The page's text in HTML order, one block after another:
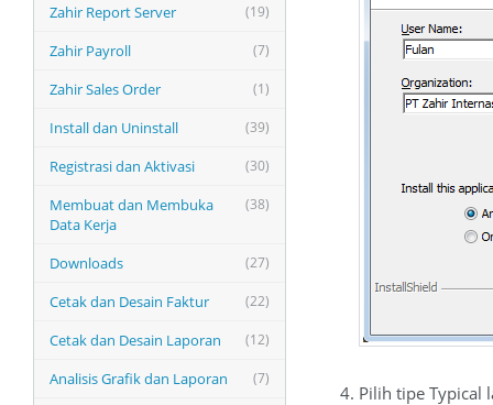
(19)
Zahir Report Server
(7)
Zahir Payroll
(1)
Zahir Sales Order
(39)
Install dan Uninstall
(30)
Registrasi dan Aktivasi
(38)
Membuat dan Membuka
Data Kerja
(27)
Downloads
(22)
Cetak dan Desain Faktur
(12)
Cetak dan Desain Laporan
(7)
Analisis Grafik dan Laporan
Pilih tipe Typical